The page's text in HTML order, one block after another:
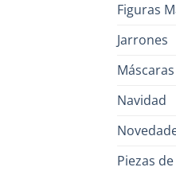
Figuras
Jarrones
Máscaras
Navidad
Piezas